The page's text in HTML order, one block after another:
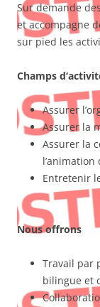
Sur demande
et accompagne
sur pied les
Champs
Assurer
Assurer la
Assurer la
l’animation
Entretenir
Nous offrons
Travail par
bilingue et